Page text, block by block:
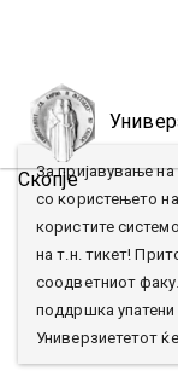
Скопје
За пријавување
со користењето
користите
на т.н. тикет!
соодветниот
поддршка упатени
Универзиететот